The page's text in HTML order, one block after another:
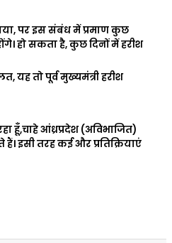
पर इस संबंध में प्रमाण कुछ
हो सकता है, कुछ दिनों में हरीश
यह तो पूर्व मुख्यमंत्री हरीश
हूँ,चाहे आंध्रप्रदेश (अविभाजित)
इसी तरह कई और प्रतिक्रियाएं